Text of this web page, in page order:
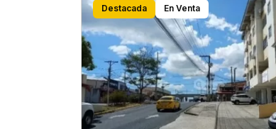
Destacada En Venta